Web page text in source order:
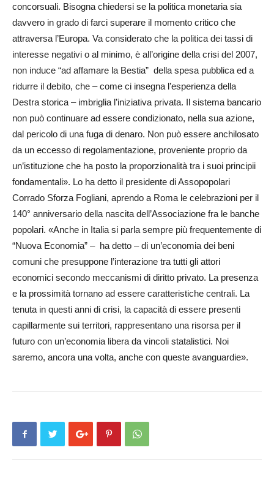
concorsuali. Bisogna chiedersi se la politica monetaria sia
davvero in grado di farci superare il momento critico che
attraversa l’Europa. Va considerato che la politica dei tassi di
interesse negativi o al minimo, è all’origine della crisi del 2007,
non induce “ad affamare la Bestia” della spesa pubblica ed a
ridurre il debito, che – come ci insegna l’esperienza della
Destra storica – imbriglia l’iniziativa privata. Il sistema bancario
non può continuare ad essere condizionato, nella sua azione,
dal pericolo di una fuga di denaro. Non può essere anchilosato
da un eccesso di regolamentazione, proveniente proprio da
un’istituzione che ha posto la proporzionalità tra i suoi principii
fondamentali». Lo ha detto il presidente di Assopopolari
Corrado Sforza Fogliani, aprendo a Roma le celebrazioni per il
140° anniversario della nascita dell’Associazione fra le banche
popolari. «Anche in Italia si parla sempre più frequentemente di
“Nuova Economia” – ha detto – di un’economia dei beni
comuni che presuppone l’interazione tra tutti gli attori
economici secondo meccanismi di diritto privato. La presenza
e la prossimità tornano ad essere caratteristiche centrali. La
tenuta in questi anni di crisi, la capacità di essere presenti
capillarmente sui territori, rappresentano una risorsa per il
futuro con un’economia libera da vincoli statalistici. Noi
saremo, ancora una volta, anche con queste avanguardie».